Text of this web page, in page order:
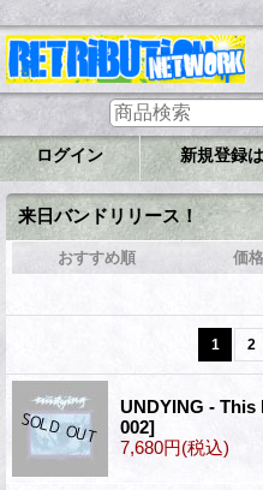
ログイン 新規登録
来日バンドリリース！
おすすめ順 価
1 2
UNDYING -
002]
7,680円(税込)